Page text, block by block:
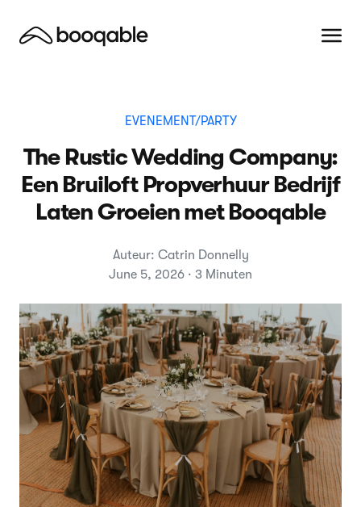
EVENEMENT/PARTY
The Rustic Wedding Company:
Een Bruiloft Propverhuur Bedrijf
Laten Groeien met Booqable
Auteur: Catrin Donnelly
June 5, 2026 · 3 Minuten